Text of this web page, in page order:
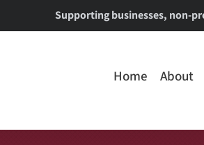
Supporting businesses, non-
Home About